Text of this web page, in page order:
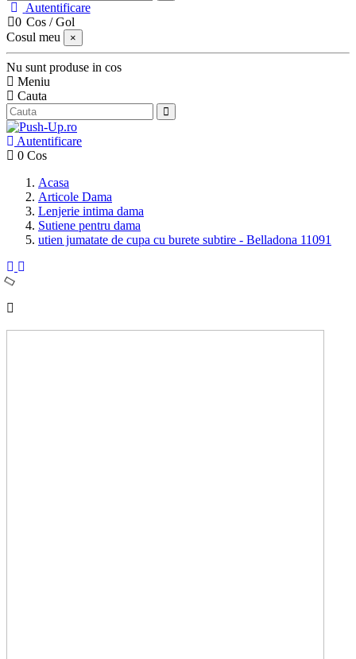
Autentificare
0 Cos /Gol
Cosul meu
×
Nu sunt produse in cos
Meniu
Cauta
Autentificare
0 Cos
Acasa
Articole Dama
Lenjerie intima dama
Sutiene pentru dama
utien jumatate de cupa cu burete subtire - Belladona 11091